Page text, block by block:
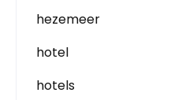
hezemeer
hotel
hotels